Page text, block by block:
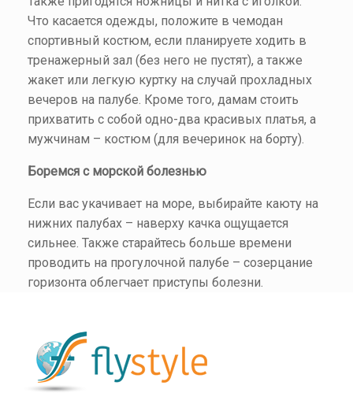
Что касается одежды, положите в чемодан
спортивный костюм, если планируете ходить в
тренажерный зал (без него не пустят), а также
жакет или легкую куртку на случай прохладных
вечеров на палубе. Кроме того, дамам стоить
прихватить с собой одно-два красивых платья, а
мужчинам – костюм (для вечеринок на борту).
Боремся с морской болезнью
Если вас укачивает на море, выбирайте каюту на
нижних палубах – наверху качка ощущается
сильнее. Также старайтесь больше времени
проводить на прогулочной палубе – созерцание
горизонта облегчает приступы болезни.